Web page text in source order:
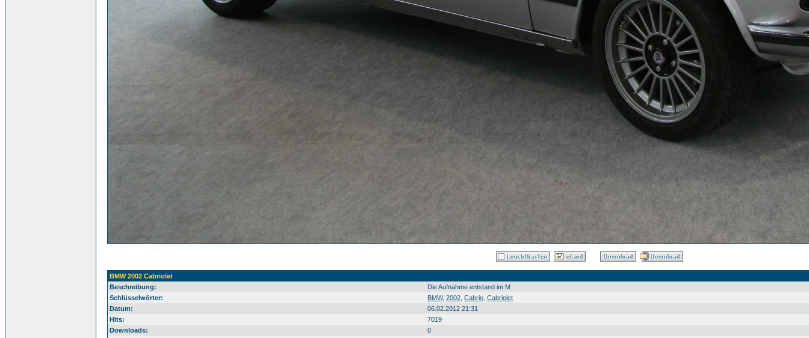
BMW 2002 Cabriolet
Beschreibung:
Die Aufnahme entstand im M
Schlüsselwörter:
BMW, 2002 Cabrio Cabriolet
Datum:
06.02.2012 21:31
Hits:
7019
Downloads:
0